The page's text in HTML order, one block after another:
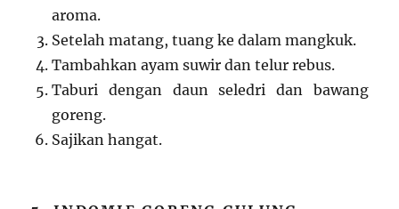
aroma.
Setelah matang, tuang ke dalam mangkuk.
Tambahkan ayam suwir dan telur rebus.
Taburi dengan daun seledri dan bawang
goreng.
Sajikan hangat.